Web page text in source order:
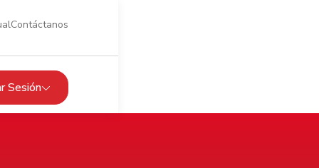
Contáctanos
Sesión